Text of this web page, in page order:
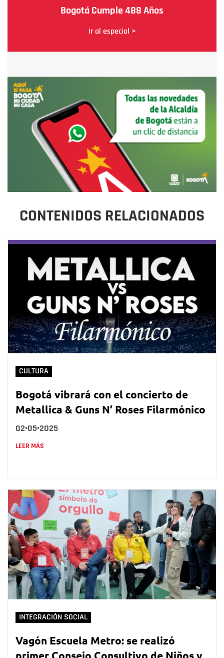
Bogotá Cumple 488 Años
Ir al especial >
CONTENIDOS RELACIONADOS
CULTURA
Bogotá vibrará con el concierto de
Metallica & Guns N’ Roses Filarmónico
02•05•2025
LEER MÁS
INTEGRACIÓN SOCIAL
Vagón Escuela Metro: se realizó
primer Consejo Consultivo de Niños y